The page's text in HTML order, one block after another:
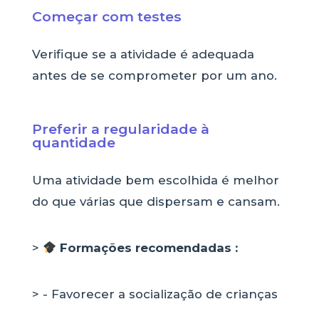
Começar com testes
Verifique se a atividade é adequada
antes de se comprometer por um ano.
Preferir a regularidade à
quantidade
Uma atividade bem escolhida é melhor
do que várias que dispersam e cansam.
> Formações recomendadas :
> - Favorecer a socialização de crianças